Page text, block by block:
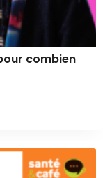
combien